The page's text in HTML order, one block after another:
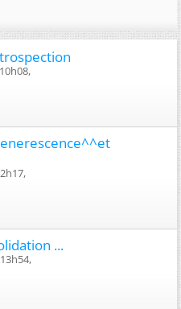
...